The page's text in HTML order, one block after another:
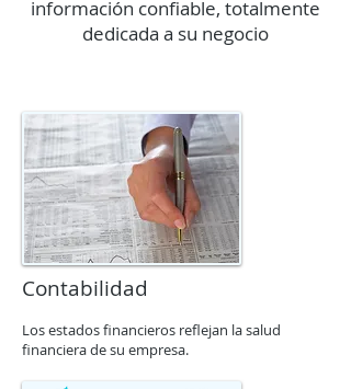
información confiable, totalmente
dedicada a su negocio
Contabilidad
Los estados financieros reflejan la salud
financiera de su empresa.